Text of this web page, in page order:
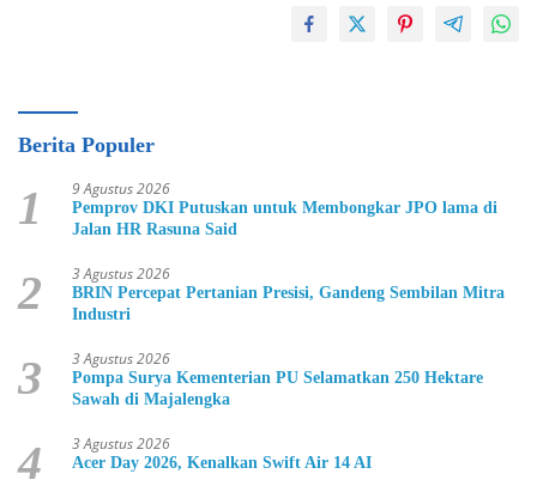
Berita Populer
1 9 Agustus 2026
Pemprov DKI Putuskan untuk Membongkar JPO lama di
Jalan HR Rasuna Said
2 3 Agustus 2026
BRIN Percepat Pertanian Presisi, Gandeng Sembilan Mitra
Industri
3 3 Agustus 2026
Pompa Surya Kementerian PU Selamatkan 250 Hektare
Sawah di Majalengka
4 3 Agustus 2026
Acer Day 2026, Kenalkan Swift Air 14 AI